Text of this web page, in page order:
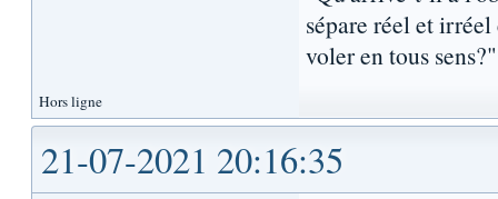
sépare réel et
voler en tous
Hors ligne
21-07-2021 20:16:35